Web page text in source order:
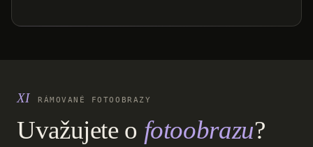
RÁMOVANÉ FOTOOBRAZY
Uvažujete o fotoobrazu?